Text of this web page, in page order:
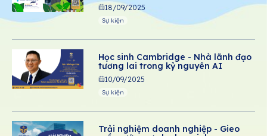
18/09/2025
Sự kiện
Học sinh Cambridge - Nhà lãnh đạo
tương lai trong kỷ nguyên AI
10/09/2025
Sự kiện
Trải nghiệm doanh nghiệp - Gieo